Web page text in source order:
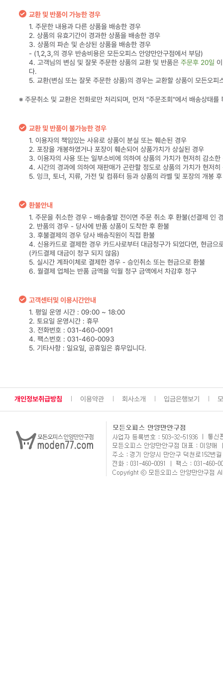
교환 및 반품이 가능한 경우
1. 주문한 내용과 다른 상품을 배송한 경우
2. 상품의 유효기간이 경과한 상품을 배송한 경우
3. 상품의 파손 및 손상된 상품을 배송한 경우
- (1,2,3,의 경우 반송비용은 모든오피스 안양만안구점에서 부담)
4. 고객님의 변심 및 잘못 주문한 상품의 교환 및 반품은 주문후 20일
다.
5. 교환(변심 또는 잘못 주문한 상품)의 경우는 교환할 상품이 모든오피
※ 주문취소 및 교환은 전화로만 처리되며, 먼저 "주문조회"에서 배송상태를
교환 및 반품이 불가능한 경우
1. 이용자의 책임있는 사유로 상품이 분실 또는 훼손된 경우
2. 포장을 개봉하였거나 포장이 훼손되어 상품가치가 상실된 경우
3. 이용자의 사용 또는 일부소비에 의하여 상품의 가치가 현저히 감소한
4. 시간의 경과에 의하여 재판매가 곤란할 정도로 상품의 가치가 현저히
5. 잉크, 토너, 지류, 가전 및 컴퓨터 등과 상품의 라벨 및 포장의 개봉
환불안내
1. 주문을 취소한 경우 - 배송출발 전이면 주문 취소 후 환불(선결제 인
2. 반품의 경우 - 당사에 반품 상품이 도착한 후 환불
3. 후불결제의 경우 당사 배송직원이 직접 환불
4. 신용카드로 결제한 경우 카드사로부터 대금청구가 되었다면, 현금
(카드결제 대금이 청구 되지 않음)
5. 실시간 계좌이체로 결제한 경우 - 승인취소 또는 현금으로 환불
6. 월결제 업체는 반품 금액을 익월 청구 금액에서 차감후 청구
고객센터및 이용시간안내
1. 평일 운영 시간 : 09:00 ~ 18:00
2. 토요일 운영시간 : 휴무
3. 전화번호 : 031-460-0091
4. 팩스번호 : 031-460-0093
5. 기타사항 : 일요일, 공휴일은 휴무입니다.
개인정보취급방침 이용약관 회사소개 입금은행보기